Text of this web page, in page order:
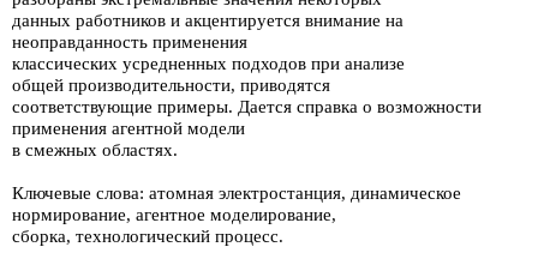
данных работников и акценти­руется внимание на
неоправданность применения
классических усредненных подходов при анализе
общей производительности, приводятся
соответствую­щие примеры. Дается справка о возможности
применения агентной модели
в смежных областях.
Ключевые слова: атомная электростанция, динамическое
нормирование, агентное моделирование,
сборка, технологический процесс.